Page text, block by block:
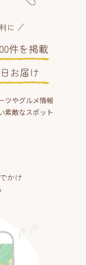
に
件を掲載
お届け
ツやグルメ情報
素敵なスポット
かけ